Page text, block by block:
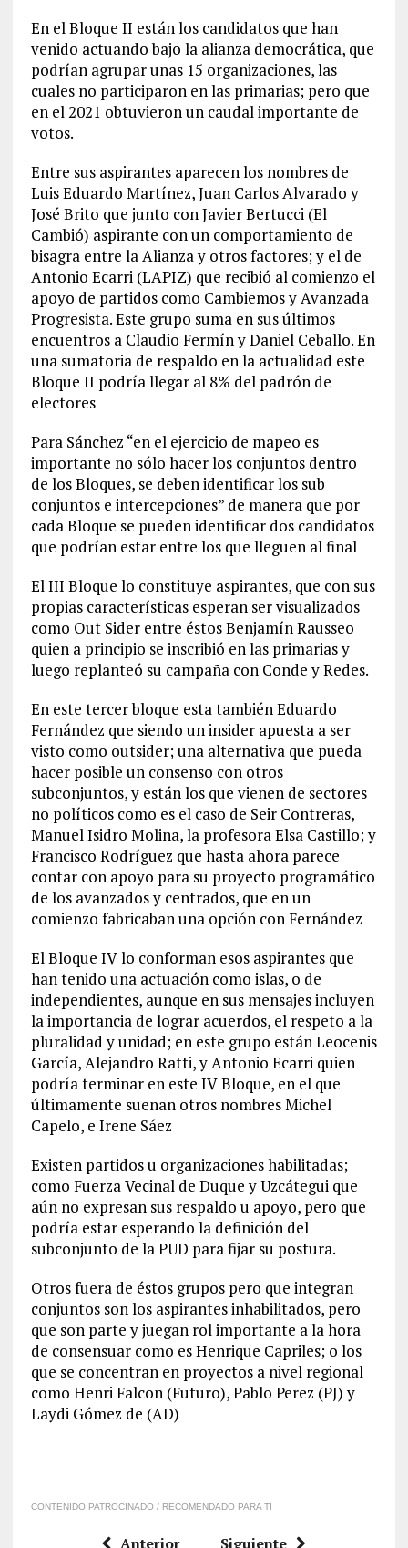
En el Bloque II están los candidatos que han
venido actuando bajo la alianza democrática, que
podrían agrupar unas 15 organizaciones, las
cuales no participaron en las primarias; pero que
en el 2021 obtuvieron un caudal importante de
votos.
Entre sus aspirantes aparecen los nombres de
Luis Eduardo Martínez, Juan Carlos Alvarado y
José Brito que junto con Javier Bertucci (El
Cambió) aspirante con un comportamiento de
bisagra entre la Alianza y otros factores; y el de
Antonio Ecarri (LAPIZ) que recibió al comienzo el
apoyo de partidos como Cambiemos y Avanzada
Progresista. Este grupo suma en sus últimos
encuentros a Claudio Fermín y Daniel Ceballo. En
una sumatoria de respaldo en la actualidad este
Bloque II podría llegar al 8% del padrón de
electores
Para Sánchez “en el ejercicio de mapeo es
importante no sólo hacer los conjuntos dentro
de los Bloques, se deben identificar los sub
conjuntos e intercepciones” de manera que por
cada Bloque se pueden identificar dos candidatos
que podrían estar entre los que lleguen al final
El III Bloque lo constituye aspirantes, que con sus
propias características esperan ser visualizados
como Out Sider entre éstos Benjamín Rausseo
quien a principio se inscribió en las primarias y
luego replanteó su campaña con Conde y Redes.
En este tercer bloque esta también Eduardo
Fernández que siendo un insider apuesta a ser
visto como outsider; una alternativa que pueda
hacer posible un consenso con otros
subconjuntos, y están los que vienen de sectores
no políticos como es el caso de Seir Contreras,
Manuel Isidro Molina, la profesora Elsa Castillo; y
Francisco Rodríguez que hasta ahora parece
contar con apoyo para su proyecto programático
de los avanzados y centrados, que en un
comienzo fabricaban una opción con Fernández
El Bloque IV lo conforman esos aspirantes que
han tenido una actuación como islas, o de
independientes, aunque en sus mensajes incluyen
la importancia de lograr acuerdos, el respeto a la
pluralidad y unidad; en este grupo están Leocenis
García, Alejandro Ratti, y Antonio Ecarri quien
podría terminar en este IV Bloque, en el que
últimamente suenan otros nombres Michel
Capelo, e Irene Sáez
Existen partidos u organizaciones habilitadas;
como Fuerza Vecinal de Duque y Uzcátegui que
aún no expresan sus respaldo u apoyo, pero que
podría estar esperando la definición del
subconjunto de la PUD para fijar su postura.
Otros fuera de éstos grupos pero que integran
conjuntos son los aspirantes inhabilitados, pero
que son parte y juegan rol importante a la hora
de consensuar como es Henrique Capriles; o los
que se concentran en proyectos a nivel regional
como Henri Falcon (Futuro), Pablo Perez (PJ) y
Laydi Gómez de (AD)
CONTENIDO PATROCINADO / RECOMENDADO PARA TI
Anterior Siguiente